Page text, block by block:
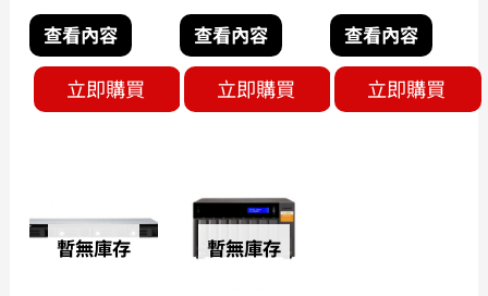
查看內容
立即購買
查看內容
立即購買
查看內容
立即購買
暫無庫存 暫無庫存